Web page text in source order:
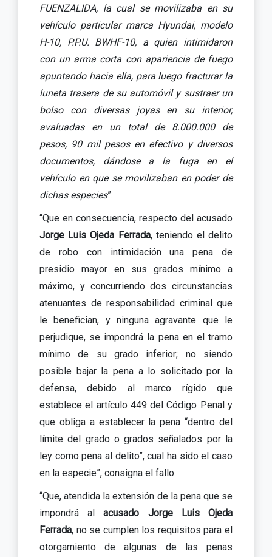
FUENZALIDA, la cual se movilizaba en su
vehículo particular marca Hyundai, modelo
H-10, P.P.U. BWHF-10, a quien intimidaron
con un arma corta con apariencia de fuego
apuntando hacia ella, para luego fracturar la
luneta trasera de su automóvil y sustraer un
bolso con diversas joyas en su interior,
avaluadas en un total de 8.000.000 de
pesos, 90 mil pesos en efectivo y diversos
documentos, dándose a la fuga en el
vehículo en que se movilizaban en poder de
dichas especies”.
“Que en consecuencia, respecto del acusado
Jorge Luis Ojeda Ferrada, teniendo el delito
de robo con intimidación una pena de
presidio mayor en sus grados mínimo a
máximo, y concurriendo dos circunstancias
atenuantes de responsabilidad criminal que
le benefician, y ninguna agravante que le
perjudique, se impondrá la pena en el tramo
mínimo de su grado inferior; no siendo
posible bajar la pena a lo solicitado por la
defensa, debido al marco rígido que
establece el artículo 449 del Código Penal y
que obliga a establecer la pena “dentro del
límite del grado o grados señalados por la
ley como pena al delito”, cual ha sido el caso
en la especie”, consigna el fallo.
“Que, atendida la extensión de la pena que se
impondrá alacusado Jorge Luis Ojeda
Ferrada, no se cumplen los requisitos para el
otorgamiento de algunas de las penas